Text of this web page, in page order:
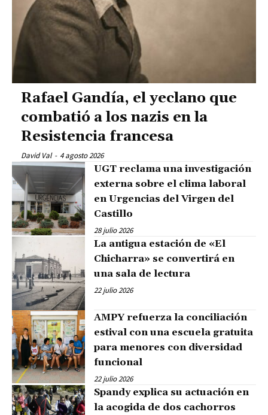
Rafael Gandía, el yeclano que
combatió a los nazis en la
Resistencia francesa
David Val - 4 agosto 2026
UGT reclama una investigación
externa sobre el clima laboral
en Urgencias del Virgen del
Castillo
28 julio 2026
La antigua estación de «El
Chicharra» se convertirá en
una sala de lectura
22 julio 2026
AMPY refuerza la conciliación
estival con una escuela gratuita
para menores con diversidad
funcional
22 julio 2026
Spandy explica su actuación en
la acogida de dos cachorros